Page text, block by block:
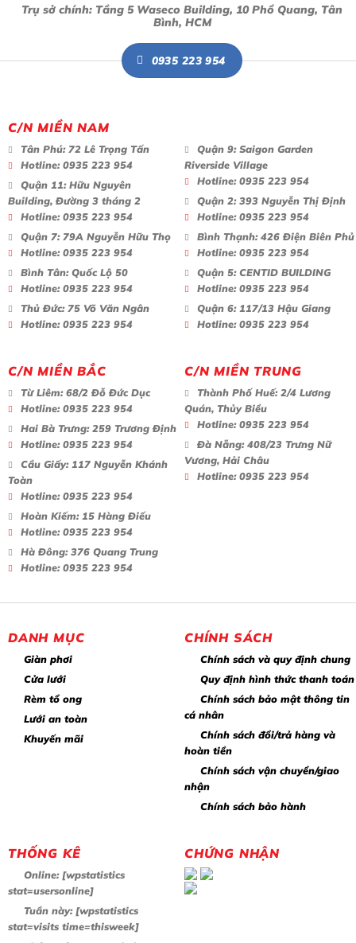
Trụ sở chính: Tầng 5 Waseco Building, 10 Phổ Quang, Tân
Bình, HCM
0935 223 954
C/N MIỀN NAM
Tân Phú:72 Lê Trọng Tấn
Hotline:0935 223 954
Quận 11:Hữu Nguyên
Building, Đường 3 tháng 2
Hotline:0935 223 954
Quận 7:79A Nguyễn Hữu Thọ
Hotline:0935 223 954
Bình Tân:Quốc Lộ 50
Hotline:0935 223 954
Thủ Đức:75 Võ Văn Ngân
Hotline:0935 223 954
Quận 9:Saigon Garden
Riverside Village
Hotline:0935 223 954
Quận 2:393 Nguyễn Thị Định
Hotline:0935 223 954
Bình Thạnh:426 Điện Biên Phủ
Hotline:0935 223 954
Quận 5:CENTID BUILDING
Hotline:0935 223 954
Quận 6:117/13 Hậu Giang
Hotline:0935 223 954
C/N MIỀN BẮC
Từ Liêm:68/2 Đỗ Đức Dục
Hotline:0935 223 954
Hai Bà Trưng:259 Trương Định
Hotline:0935 223 954
Cầu Giấy:117 Nguyễn Khánh
Toàn
Hotline:0935 223 954
Hoàn Kiếm:15 Hàng Điếu
Hotline:0935 223 954
Hà Đông:376 Quang Trung
Hotline:0935 223 954
C/N MIỀN TRUNG
Thành Phố Huế:2/4 Lương
Quán, Thủy Biều
Hotline:0935 223 954
Đà Nẵng:408/23 Trưng Nữ
Vương, Hải Châu
Hotline:0935 223 954
DANH MỤC
Giàn phơi
Cửa lưới
Rèm tổ ong
Lưới an toàn
Khuyến mãi
CHÍNH SÁCH
Chính sách và quy định chung
Quy định hình thức thanh toán
Chính sách bảo mật thông tin
cá nhân
Chính sách đổi/trả hàng và
hoàn tiền
Chính sách vận chuyển/giao
nhận
Chính sách bảo hành
THỐNG KÊ
Online:[wpstatistics
stat=usersonline]
Tuần này:[wpstatistics
stat=visits time=thisweek]
CHỨNG NHẬN